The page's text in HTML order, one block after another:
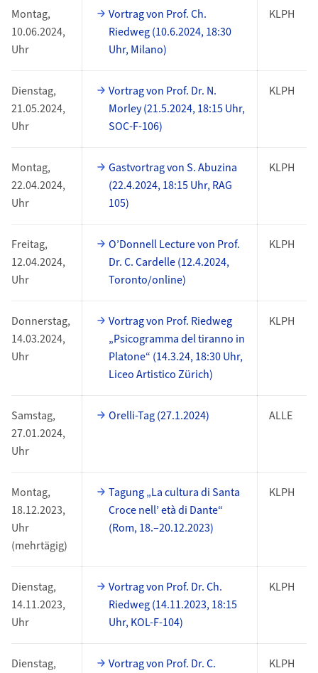
Montag,
10.06.2024,
Uhr
Vortrag von Prof. Ch.
Riedweg (10.6.2024, 18:30
Uhr, Milano)
KLPH
Dienstag,
21.05.2024,
Uhr
Vortrag von Prof. Dr. N.
Morley (21.5.2024, 18:15 Uhr,
SOC-F-106)
KLPH
Montag,
22.04.2024,
Uhr
Gastvortrag von S. Abuzina
(22.4.2024, 18:15 Uhr, RAG
105)
KLPH
Freitag,
12.04.2024,
Uhr
O’Donnell Lecture von Prof.
Dr. C. Cardelle (12.4.2024,
Toronto/online)
KLPH
Donnerstag,
14.03.2024,
Uhr
Vortrag von Prof. Riedweg
„Psicogramma del tiranno in
Platone“ (14.3.24, 18:30 Uhr,
Liceo Artistico Zürich)
KLPH
Samstag,
27.01.2024,
Uhr
Orelli-Tag (27.1.2024) ALLE
Montag,
18.12.2023,
Uhr
(mehrtägig)
Tagung „La cultura di Santa
Croce nell’ età di Dante“
(Rom, 18.–20.12.2023)
KLPH
Dienstag,
14.11.2023,
Uhr
Vortrag von Prof. Dr. Ch.
Riedweg (14.11.2023, 18:15
Uhr, KOL-F-104)
KLPH
Dienstag,
Vortrag von Prof. Dr. C.
KLPH